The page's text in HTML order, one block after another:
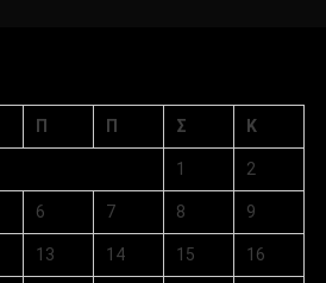
Π Π Σ Κ
1 2
6 7 8 9
13 14 15 16